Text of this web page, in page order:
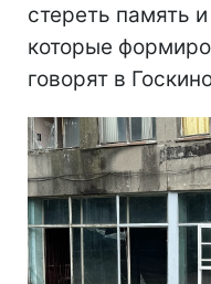
стереть память
которые
говорят в